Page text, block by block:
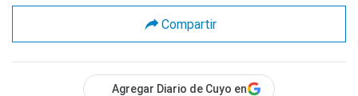
Compartir
Agregar Diario de Cuyo en